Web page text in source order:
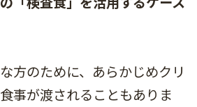
方のために、あらかじめクリ
事が渡されることもありま